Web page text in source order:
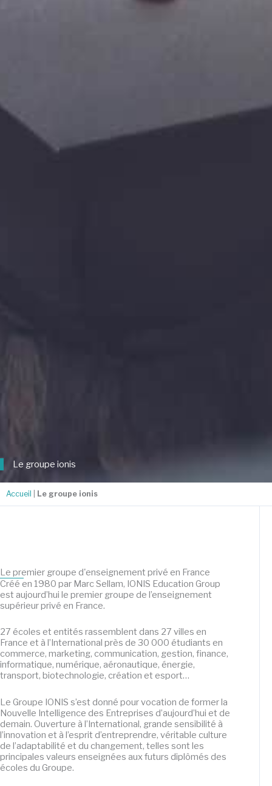
Le groupe ionis
Accueil Le groupe ionis
Le premier groupe d'enseignement privé en France
Créé en 1980 par Marc Sellam, IONIS Education Group
est aujourd’hui le premier groupe de l’enseignement
supérieur privé en France.
27 écoles et entités rassemblent dans 27 villes en
France et à l’International près de 30 000 étudiants en
commerce, marketing, communication, gestion, finance,
informatique, numérique, aéronautique, énergie,
transport, biotechnologie, création et esport…
Le Groupe IONIS s’est donné pour vocation de former la
Nouvelle Intelligence des Entreprises d’aujourd’hui et de
demain. Ouverture à l’International, grande sensibilité à
l’innovation et à l’esprit d’entreprendre, véritable culture
de l’adaptabilité et du changement, telles sont les
principales valeurs enseignées aux futurs diplômés des
écoles du Groupe.